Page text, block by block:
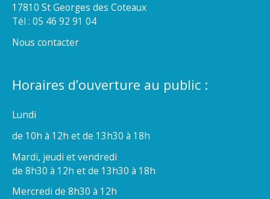
17810 St Georges des Coteaux
Tél : 05 46 92 91 04
Nous contacter
Horaires d’ouverture au public :
Lundi
de 10h à 12h et de 13h30 à 18h
Mardi, jeudi et vendredi
de 8h30 à 12h et de 13h30 à 18h
Mercredi de 8h30 à 12h